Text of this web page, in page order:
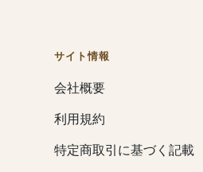
サイト情報
会社概要
利用規約
特定商取引に基づく記載